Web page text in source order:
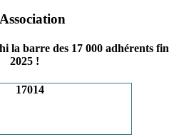
la barre des 17 000 adhérents fin
2025 !